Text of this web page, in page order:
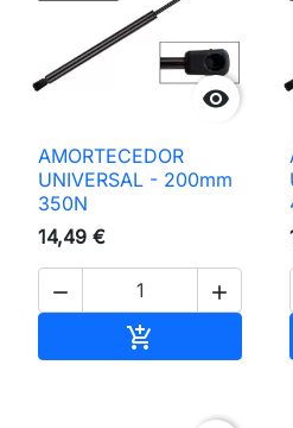

AMORTECEDOR
UNIVERSAL - 200mm
350N
14,49 €
 
